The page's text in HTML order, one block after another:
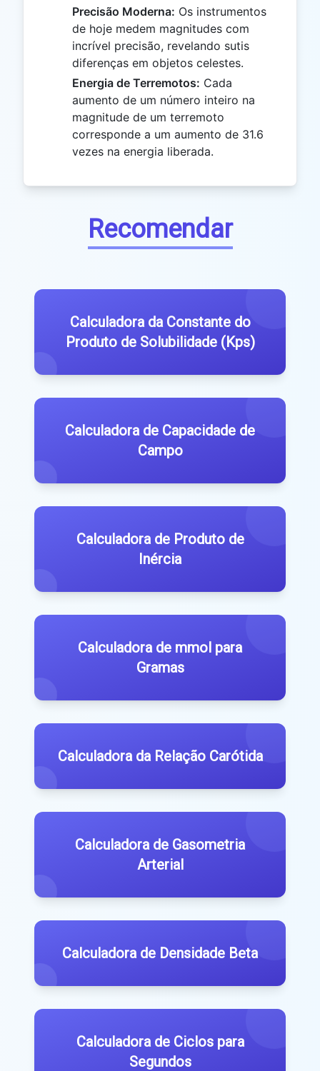
Precisão Moderna: Os instrumentos
de hoje medem magnitudes com
incrível precisão, revelando sutis
diferenças em objetos celestes.
Energia de Terremotos: Cada
aumento de um número inteiro na
magnitude de um terremoto
corresponde a um aumento de 31.6
vezes na energia liberada.
Recomendar
Calculadora da Constante do
Produto de Solubilidade (Kps)
Calculadora de Capacidade de
Campo
Calculadora de Produto de
Inércia
Calculadora de mmol para
Gramas
Calculadora da Relação Carótida
Calculadora de Gasometria
Arterial
Calculadora de Densidade Beta
Calculadora de Ciclos para
Segundos